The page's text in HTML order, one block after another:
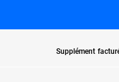
Supplément